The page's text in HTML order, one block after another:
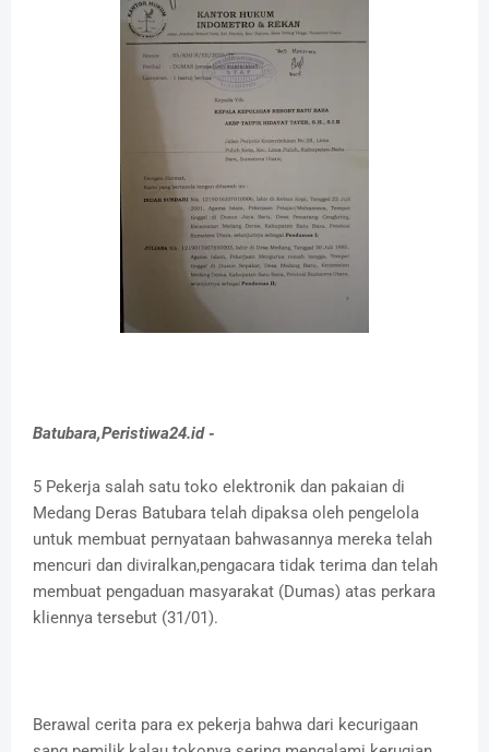
Batubara,Peristiwa24.id -
5 Pekerja salah satu toko elektronik dan pakaian di
Medang Deras Batubara telah dipaksa oleh pengelola
untuk membuat pernyataan bahwasannya mereka telah
mencuri dan diviralkan,pengacara tidak terima dan telah
membuat pengaduan masyarakat (Dumas) atas perkara
kliennya tersebut (31/01).
Berawal cerita para ex pekerja bahwa dari kecurigaan